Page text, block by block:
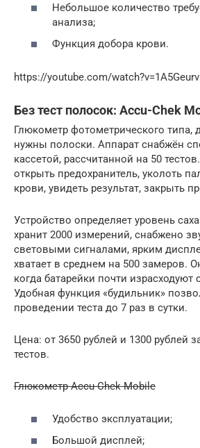
Небольшое количество
анализа;
Функция добора крови.
https://youtube.com/
Без тест полосок: Accu-Chek
Глюкометр фотометрического типа,
нужны полоски. Аппарат снабжён
кассетой, рассчитанной на 50
открыть предохранитель, уколоть
крови, увидеть результат, закрыть
Устройство определяет уровень
хранит 2000 измерений, снабжено
световыми сигналами, ярким
хватает в среднем на 500 замеров.
когда батарейки почти израсходуют
Удобная функция «будильник»
проведении теста до 7 раз в сутки.
Цена: от 3650 рублей и 1300 рублей
тестов.
Глюкометр Accu-Chek Mobile
Удобство эксплуатации;
Большой дисплей;